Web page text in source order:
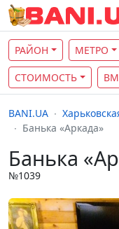
РАЙОН МЕТРО
СТОИМОСТЬ
BANI.UA
Банька «Аркада»
Банька
№1039